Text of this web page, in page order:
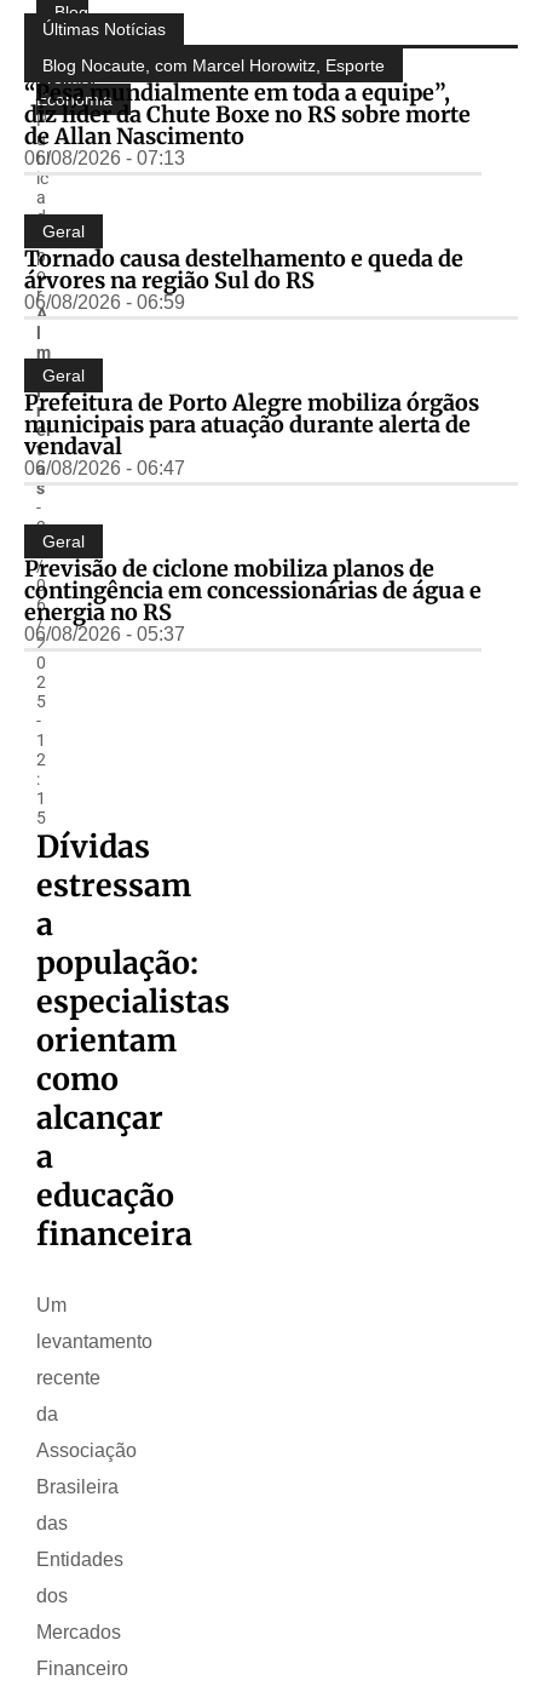
Compartilhe:
Blog
do
Almir
Freitas,
Economia
P
u
bl
ic
a
d
o
p
o
r
A
l
m
ir
F
r
ei
t
a
s
-
3
0
/
0
6
/
2
0
2
5
-
1
2
:
1
5
Dívidas
estressam
a
população:
especialistas
orientam
como
alcançar
a
educação
financeira
Um
levantamento
recente
da
Associação
Brasileira
das
Entidades
dos
Mercados
Financeiro
Últimas Notícias
Blog Nocaute, com Marcel Horowitz Esporte
“Pesa mundialmente em toda a equipe”,
diz líder da Chute Boxe no RS sobre morte
de Allan Nascimento
06/08/2026 - 07:13
Geral
Tornado causa destelhamento e queda de
árvores na região Sul do RS
06/08/2026 - 06:59
Geral
Prefeitura de Porto Alegre mobiliza órgãos
municipais para atuação durante alerta de
vendaval
06/08/2026 - 06:47
Geral
Previsão de ciclone mobiliza planos de
contingência em concessionárias de água e
energia no RS
06/08/2026 - 05:37